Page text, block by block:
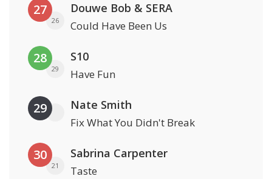
27
26
Douwe Bob & SERA
Could Have Been Us
28
29
S10
Have Fun
29 Nate Smith
Fix What You Didn't Break
30
21
Sabrina Carpenter
Taste